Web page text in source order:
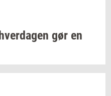
hver­da­gen gør en